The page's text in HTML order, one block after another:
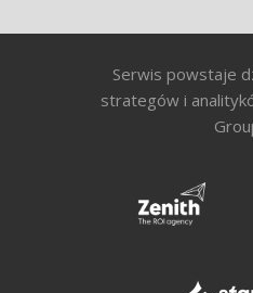
Serwis powstaje
strategów i